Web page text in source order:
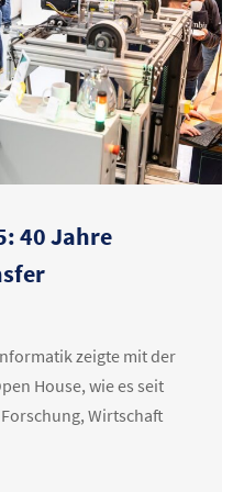
40 Jahre
zeigte mit der
House, wie es seit
Wirtschaft